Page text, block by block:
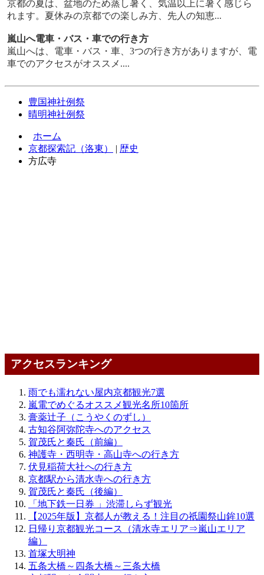
京都の夏は、盆地のため蒸し暑く、気温以上に暑く感じら
れます。夏休みの京都での楽しみ方、先人の知恵...
嵐山へ電車・バス・車での行き方
嵐山へは、電車・バス・車、3つの行き方がありますが、電
車でのアクセスがオススメ....
豊国神社例祭
晴明神社例祭
ホーム
京都探索記（洛東）
| 歴史
方広寺
アクセスランキング
雨でも濡れない屋内京都観光7選
嵐電でめぐるオススメ観光名所10箇所
膏薬辻子（こうやくのずし）
古知谷阿弥陀寺へのアクセス
賀茂氏と秦氏（前編）
神護寺・西明寺・高山寺への行き方
伏見稲荷大社への行き方
京都駅から清水寺への行き方
賀茂氏と秦氏（後編）
「地下鉄一日券 」渋滞しらず観光
【2025年版】京都人が教える！注目の祇園祭山鉾10選
日帰り京都観光コース（清水寺エリア⇒嵐山エリア
編）
首塚大明神
五条大橋～四条大橋～三条大橋